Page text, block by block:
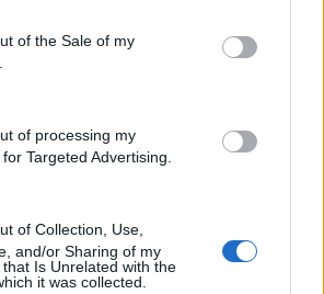
Targeted Advertising.
and/or Sharing of my
Is Unrelated with the
it was collected.